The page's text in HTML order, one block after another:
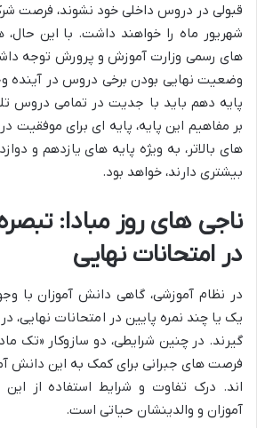
قبولی در دروس داخلی خود نشوند، فرصت
شهریور ماه را خواهند داشت. با این حال،
های رسمی وزارت آموزش و پرورش توجه
وضعیت نهایی بودن برخی دروس در آینده
پایه دهم باید با جدیت در تمامی دروس
بر مفاهیم این پایه، پایه ای برای موفقیت
های بالاتر، به ویژه پایه های یازدهم و
بیشتری دارند، خواهد بود.
ناجی های روز مبادا:
در امتحانات نهایی
در نظام آموزشی، گاهی دانش آموزان با
یک یا چند نمره پایین در امتحانات نهایی،
گیرند. در چنین شرایطی، دو سازوکار «تک
فرصت های جبرانی برای کمک به این دانش
اند. درک تفاوت و شرایط استفاده از
آموزان و والدینشان حیاتی است.